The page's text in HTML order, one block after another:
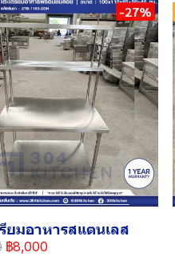
-27%
ยมอาหารสแตนเลส
฿8,000